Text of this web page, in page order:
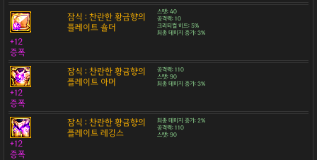
잠식 : 찬란한 황금향의
플레이트 숄더
스탯: 40
공격력: 10
크리티컬 히트: 5%
최종 데미지 증가: 3%
+12
증폭
잠식 : 찬란한 황금향의
플레이트 아머
공격력: 110
스탯: 90
최종 데미지 증가: 3%
+12
증폭
잠식 : 찬란한 황금향의
플레이트 레깅스
최종 데미지 증가: 2%
공격력: 110
스탯: 90
+12
증폭